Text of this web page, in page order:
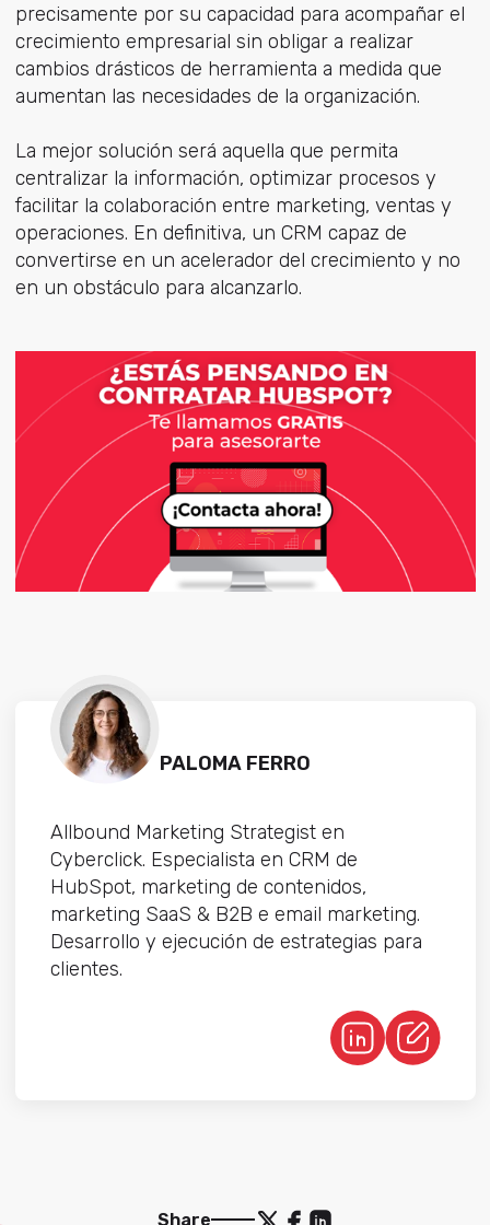
precisamente por su capacidad para acompañar el
crecimiento empresarial sin obligar a realizar
cambios drásticos de herramienta a medida que
aumentan las necesidades de la organización.
La mejor solución será aquella que permita
centralizar la información, optimizar procesos y
facilitar la colaboración entre marketing, ventas y
operaciones. En definitiva, un CRM capaz de
convertirse en un acelerador del crecimiento y no
en un obstáculo para alcanzarlo.
PALOMA FERRO
Allbound Marketing Strategist en
Cyberclick. Especialista en CRM de
HubSpot, marketing de contenidos,
marketing SaaS & B2B e email marketing.
Desarrollo y ejecución de estrategias para
clientes.
Share